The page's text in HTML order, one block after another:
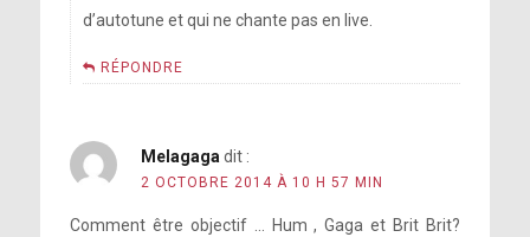
voudrais-tu que l’on retienne de toi ?
d’autotune et qui ne chante pas en live.
RÉPONDRE
Melagaga dit :
2 OCTOBRE 2014 À 10 H 57 MIN
Comment être objectif … Hum , Gaga et Brit Brit?